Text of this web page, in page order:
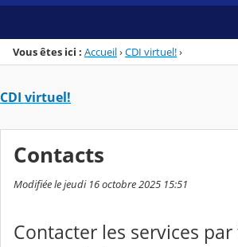
Vous êtes ici : Accueil›CDI virtuel!›
CDI virtuel!
Contacts
Modifiée le jeudi 16 octobre 2025 15:51
Contacter les services